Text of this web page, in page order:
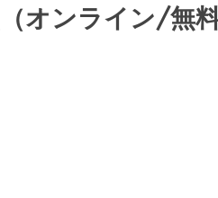
（オンライン/無